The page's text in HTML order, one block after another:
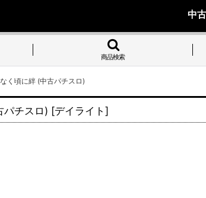
中
商品検索
く頃に絆 (中古パチスロ)
パチスロ) [デイライト]